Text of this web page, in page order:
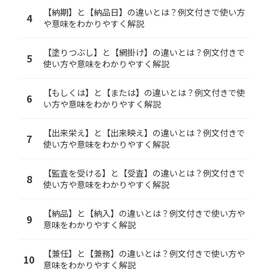
4
【納期】と【納品日】の違いとは？例文付きで使い方
や意味をわかりやすく解説
5
【塗りつぶし】と【網掛け】の違いとは？例文付きで
使い方や意味をわかりやすく解説
6
【もしくは】と【または】の違いとは？例文付きで使
い方や意味をわかりやすく解説
7
【出来栄え】と【出来映え】の違いとは？例文付きで
使い方や意味をわかりやすく解説
8
【監査を受ける】と【受査】の違いとは？例文付きで
使い方や意味をわかりやすく解説
9
【納品】と【納入】の違いとは？例文付きで使い方や
意味をわかりやすく解説
10
【兼任】と【兼務】の違いとは？例文付きで使い方や
意味をわかりやすく解説